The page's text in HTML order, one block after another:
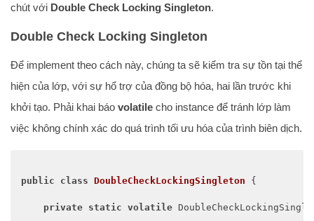
chút với Double Check Locking Singleton.
Double Check Locking Singleton
Để implement theo cách này, chúng ta sẽ kiểm tra sự tồn tại thể
hiện của lớp, với sự hổ trợ của đồng bộ hóa, hai lần trước khi
khởi tạo. Phải khai báo volatile cho instance để tránh lớp làm
việc không chính xác do quá trình tối ưu hóa của trình biên dịch.
public class DoubleCheckLockingSingleton {
private static volatile